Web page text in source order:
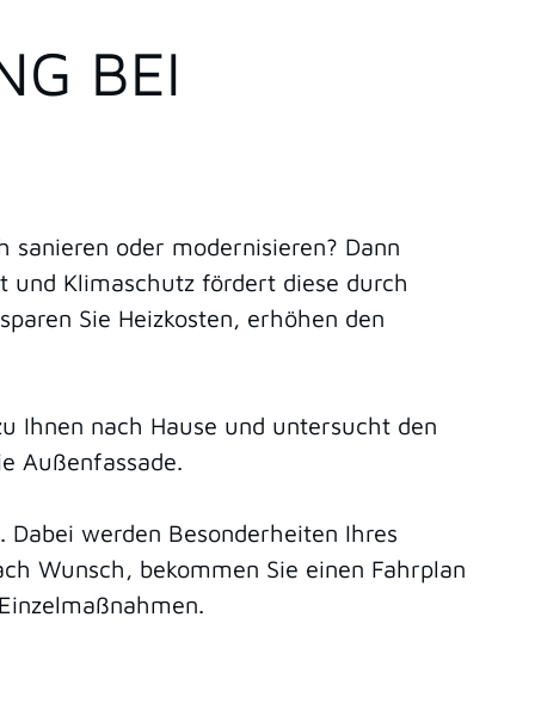
BEI
oder modernisieren? Dann
und Klimaschutz fördert diese durch
Sie Heizkosten, erhöhen den
Ihnen nach Hause und untersucht den
Außenfassade.
werden Besonderheiten Ihres
Wunsch, bekommen Sie einen Fahrplan